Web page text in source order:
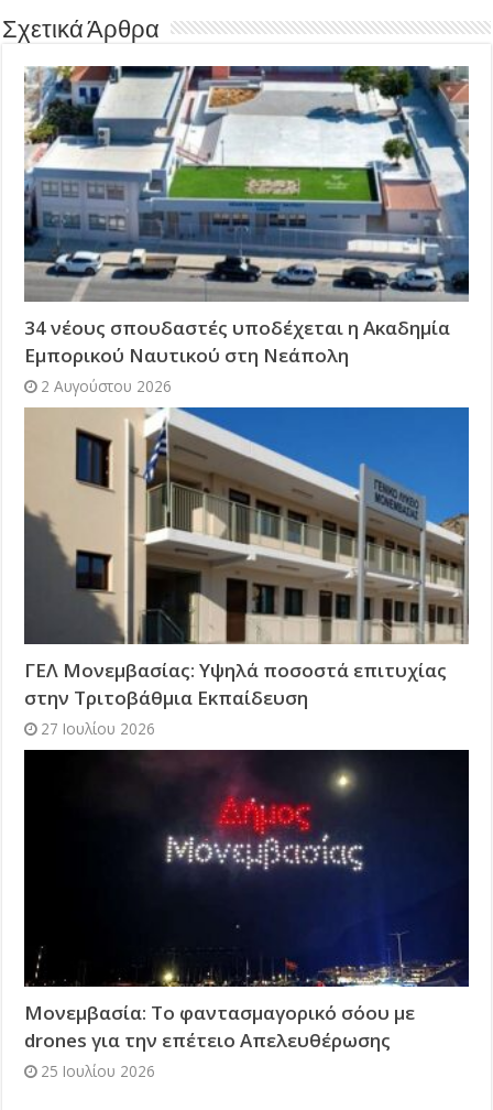
Σχετικά Άρθρα
34 νέους σπουδαστές υποδέχεται η Ακαδημία
Εμπορικού Ναυτικού στη Νεάπολη
2 Αυγούστου 2026
ΓΕΛ Μονεμβασίας: Υψηλά ποσοστά επιτυχίας
στην Τριτοβάθμια Εκπαίδευση
27 Ιουλίου 2026
Μονεμβασία: Το φαντασμαγορικό σόου με
drones για την επέτειο Απελευθέρωσης
25 Ιουλίου 2026